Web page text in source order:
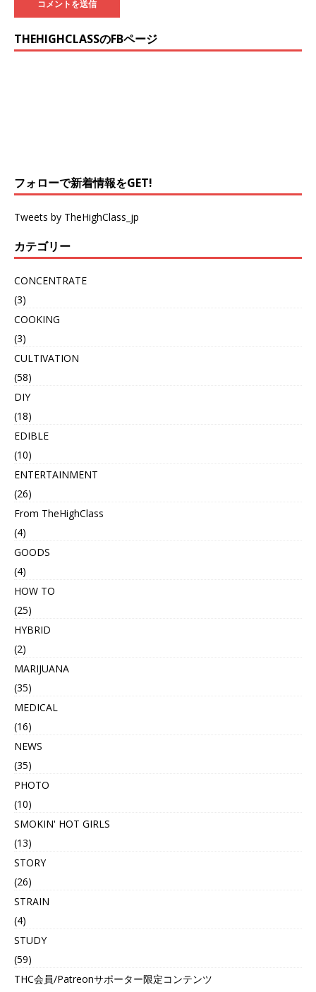
THEHIGHCLASSのFBページ
フォローで新着情報をGET!
Tweets by TheHighClass_jp
カテゴリー
CONCENTRATE
(3)
COOKING
(3)
CULTIVATION
(58)
DIY
(18)
EDIBLE
(10)
ENTERTAINMENT
(26)
From TheHighClass
(4)
GOODS
(4)
HOW TO
(25)
HYBRID
(2)
MARIJUANA
(35)
MEDICAL
(16)
NEWS
(35)
PHOTO
(10)
SMOKIN' HOT GIRLS
(13)
STORY
(26)
STRAIN
(4)
STUDY
(59)
THC会員/Patreonサポーター限定コンテンツ